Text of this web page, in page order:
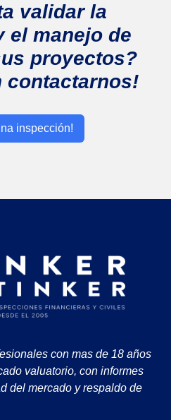
validar la
el manejo de
proyectos?
contactarnos!
inspección!
con mas de 18 años
valuatorio, con informes
del mercado y respaldo de